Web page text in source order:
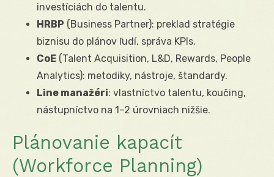
investíciách do talentu.
HRBP (Business Partner): preklad stratégie
biznisu do plánov ľudí, správa KPIs.
CoE (Talent Acquisition, L&D, Rewards, People
Analytics): metodiky, nástroje, štandardy.
Line manažéri: vlastníctvo talentu, koučing,
nástupníctvo na 1–2 úrovniach nižšie.
Plánovanie kapacít
(Workforce Planning)